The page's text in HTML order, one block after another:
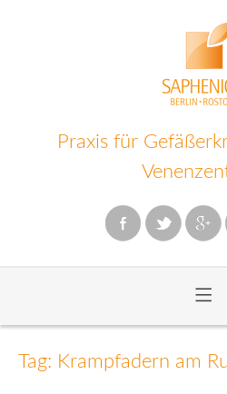
Praxis für
≡
Inhalt
Tag: Krampfadern am